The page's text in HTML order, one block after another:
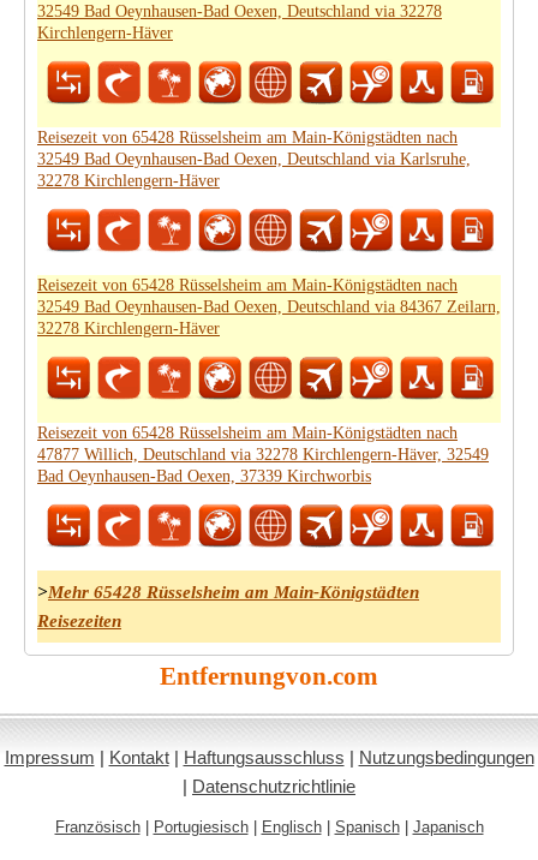
32549 Bad Oeynhausen-Bad Oexen, Deutschland via 32278
Kirchlengern-Häver
Reisezeit von 65428 Rüsselsheim am Main-Königstädten nach
32549 Bad Oeynhausen-Bad Oexen, Deutschland via Karlsruhe,
32278 Kirchlengern-Häver
Reisezeit von 65428 Rüsselsheim am Main-Königstädten nach
32549 Bad Oeynhausen-Bad Oexen, Deutschland via 84367 Zeilarn,
32278 Kirchlengern-Häver
Reisezeit von 65428 Rüsselsheim am Main-Königstädten nach
47877 Willich, Deutschland via 32278 Kirchlengern-Häver, 32549
Bad Oeynhausen-Bad Oexen, 37339 Kirchworbis
>Mehr 65428 Rüsselsheim am Main-Königstädten
Reisezeiten
Entfernungvon.com
Impressum | Kontakt| Haftungsausschluss | Nutzungsbedingungen
| Datenschutzrichtlinie
Französisch| Portugiesisch| Englisch| Spanisch| Japanisch